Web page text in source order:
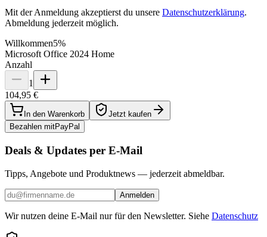
Mit der Anmeldung akzeptierst du unsere Datenschutzerklärung.
Abmeldung jederzeit möglich.
Willkommen5%
Microsoft Office 2024 Home
Anzahl
1
104,95 €
In den Warenkorb
Jetzt kaufen
Bezahlen mitPayPal
Deals & Updates per E-Mail
Tipps, Angebote und Produktnews — jederzeit abmeldbar.
Anmelden
Wir nutzen deine E-Mail nur für den Newsletter. Siehe Datenschutz